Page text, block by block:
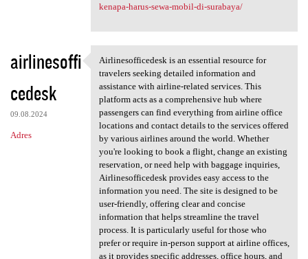
kenapa-harus-sewa-mobil-di-surabaya/
airlinesoffi
cedesk
09.08.2024
Adres
Airlinesofficedesk is an
Airlinesofficedesk is an essential resource for
travelers seeking detailed information and
assistance with airline-related services. This
platform acts as a comprehensive hub where
passengers can find everything from airline office
locations and contact details to the services offered
by various airlines around the world. Whether
you're looking to book a flight, change an existing
reservation, or need help with baggage inquiries,
Airlinesofficedesk provides easy access to the
information you need. The site is designed to be
user-friendly, offering clear and concise
information that helps streamline the travel
process. It is particularly useful for those who
prefer or require in-person support at airline offices,
as it provides specific addresses, office hours, and